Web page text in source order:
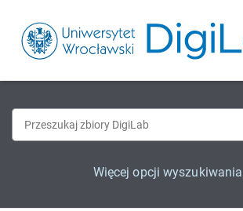
Więcej opcji wyszukiwania